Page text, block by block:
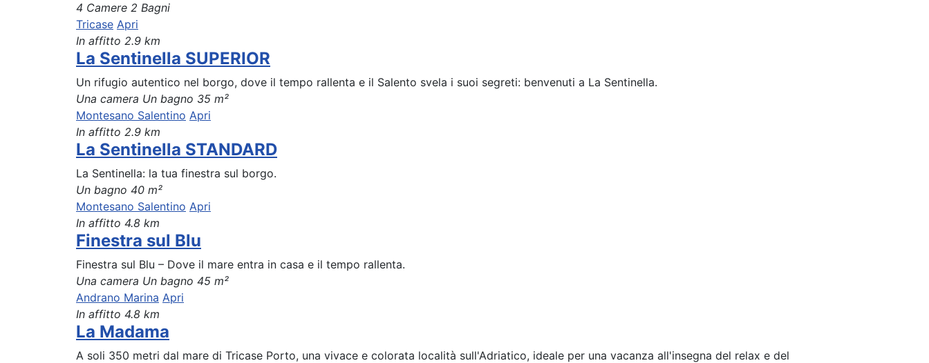
4 Camere 2 Bagni
Tricase Apri
In affitto 2.9 km
La Sentinella SUPERIOR
Un rifugio autentico nel borgo, dove il tempo rallenta e il Salento svela i suoi segreti: benvenuti a La Sentinella.
Una camera Un bagno 35 m²
Montesano Salentino Apri
In affitto 2.9 km
La Sentinella STANDARD
La Sentinella: la tua finestra sul borgo.
Un bagno 40 m²
Montesano Salentino Apri
In affitto 4.8 km
Finestra sul Blu
Finestra sul Blu – Dove il mare entra in casa e il tempo rallenta.
Una camera Un bagno 45 m²
Andrano Marina Apri
In affitto 4.8 km
La Madama
A soli 350 metri dal mare di Tricase Porto, una vivace e colorata località sull'Adriatico, ideale per una vacanza all'insegna del relax e del